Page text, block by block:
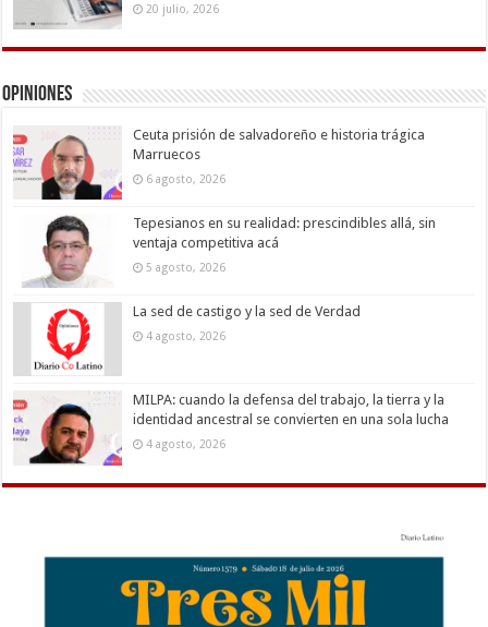
20 julio, 2026
Opiniones
Ceuta prisión de salvadoreño e historia trágica
Marruecos
6 agosto, 2026
Tepesianos en su realidad: prescindibles allá, sin
ventaja competitiva acá
5 agosto, 2026
La sed de castigo y la sed de Verdad
4 agosto, 2026
MILPA: cuando la defensa del trabajo, la tierra y la
identidad ancestral se convierten en una sola lucha
4 agosto, 2026